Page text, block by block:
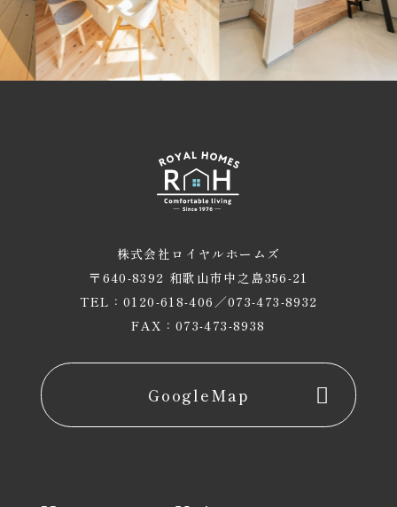
株式会社ロイヤルホームズ
〒640-8392 和歌山市中之島356-21
TEL：0120-618-406／073-473-8932
FAX：073-473-8938
GoogleMap